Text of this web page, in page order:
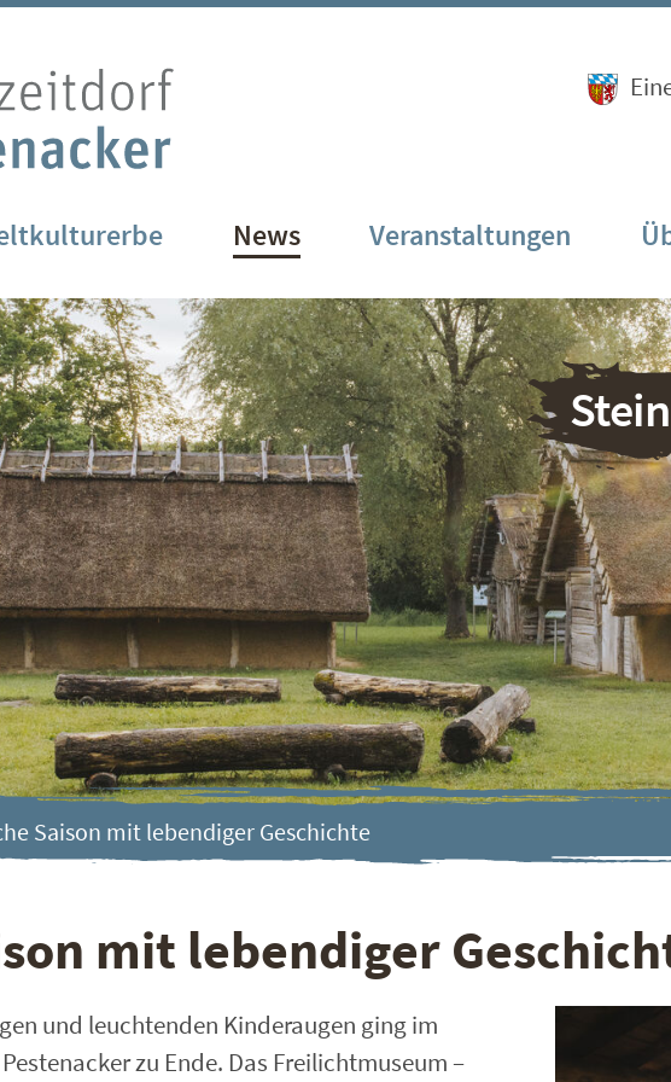
News Veranstaltungen
Saison mit lebendiger Geschichte
mit lebendiger
und leuchtenden Kinderaugen ging im
zu Ende. Das Freilichtmuseum –